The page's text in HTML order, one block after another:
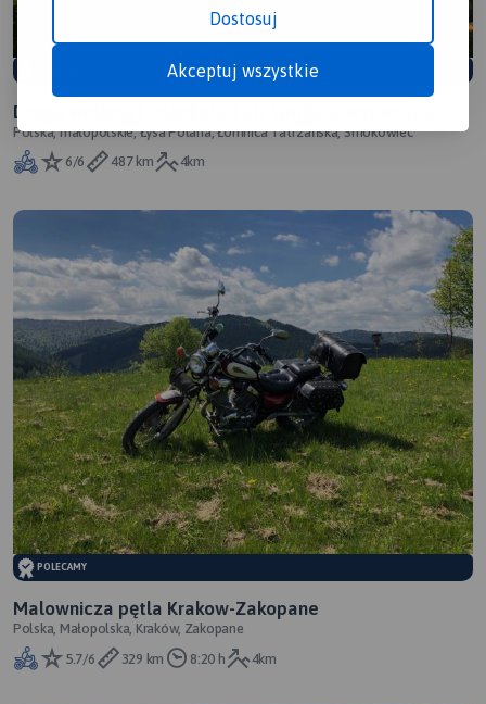
Dostosuj
Akceptuj wszystkie
Droga wolności - dookoła Tatr Spiskich, wycieczka
motocyklowa
Polska, małopolskie, Łysa Polana, Łomnica Tatrzańska, Smokowiec
6/6
487 km 4km
POLECAMY
Malownicza pętla Krakow-Zakopane
Polska, Małopolska, Kraków, Zakopane
5.7/6
329 km 8:20 h 4km